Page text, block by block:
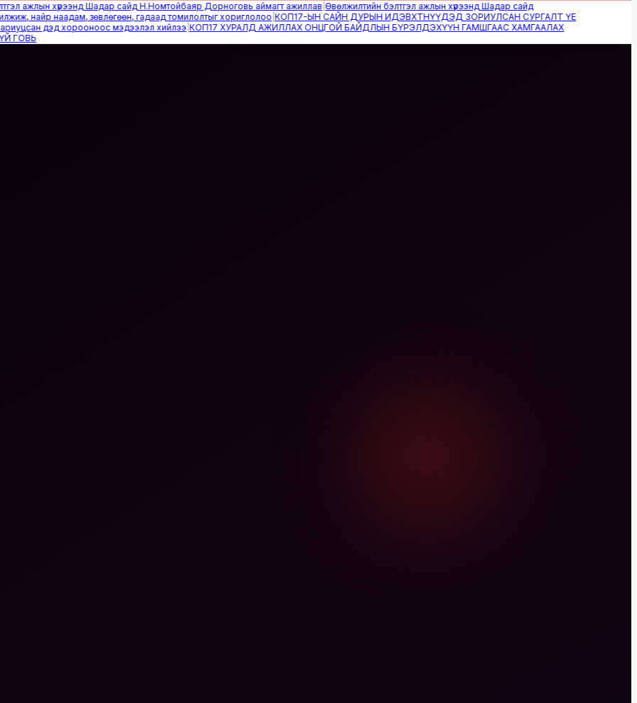
хүрээнд Шадар сайд Н.Номтойбаяр Дорноговь аймагт ажиллав|Өвөлжилтийн бэлтгэл ажлын хүрээнд Шадар сайд
наадам, зөвлөгөөн, гадаад томилолтыг хориглолоо|КОП17-ЫН САЙН ДУРЫН ИДЭВХТНҮҮДЭД ЗОРИУЛСАН СУРГАЛТ ҮЕ
дэд хорооноос мэдээлэл хийлээ|КОП17 ХУРАЛД АЖИЛЛАХ ОНЦГОЙ БАЙДЛЫН БҮРЭЛДЭХҮҮН ГАМШГААС ХАМГААЛАХ